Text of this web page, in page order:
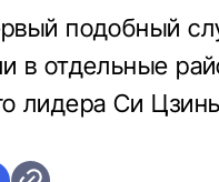
подобный
в отдельные
лидера Си